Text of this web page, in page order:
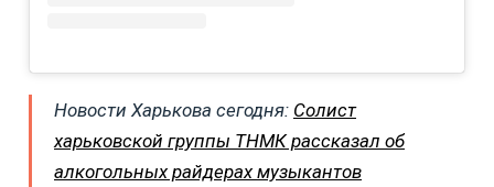
Новости Харькова сегодня: Солист
харьковской группы ТНМК рассказал об
алкогольных райдерах музыкантов